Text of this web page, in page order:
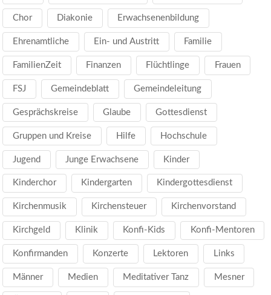
Chor Diakonie Erwachsenenbildung
Ehrenamtliche Ein- und Austritt Familie
FamilienZeit Finanzen Flüchtlinge Frauen
FSJ Gemeindeblatt Gemeindeleitung
Gesprächskreise Glaube Gottesdienst
Gruppen und Kreise Hilfe Hochschule
Jugend Junge Erwachsene Kinder
Kinderchor Kindergarten Kindergottesdienst
Kirchenmusik Kirchensteuer Kirchenvorstand
Kirchgeld Klinik Konfi-Kids Konfi-Mentoren
Konfirmanden Konzerte Lektoren Links
Männer Medien Meditativer Tanz Mesner